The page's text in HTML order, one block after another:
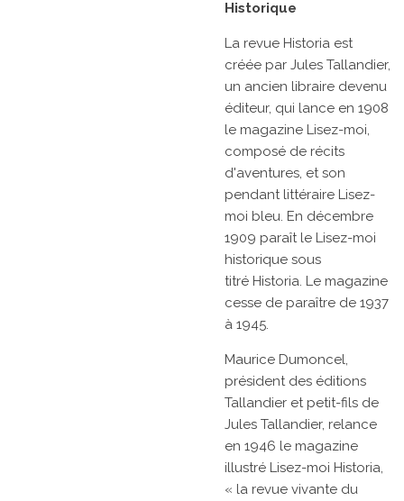
Historique
La revue Historia est
créée par Jules Tallandier,
un ancien libraire devenu
éditeur, qui lance en 1908
le magazine Lisez-moi,
composé de récits
d'aventures, et son
pendant littéraire Lisez-
moi bleu. En décembre
1909 paraît le Lisez-moi
historique sous
titré Historia. Le magazine
cesse de paraître de 1937
à 1945.
Maurice Dumoncel,
président des éditions
Tallandier et petit-fils de
Jules Tallandier, relance
en 1946 le magazine
illustré Lisez-moi Historia,
« la revue vivante du